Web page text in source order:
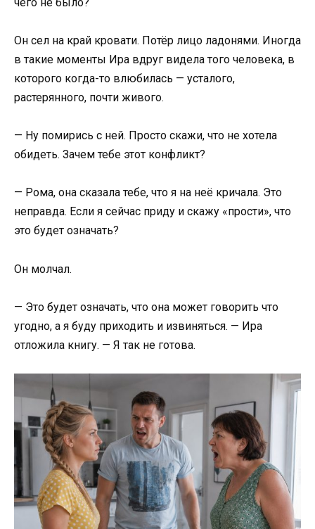
Он сел на край кровати. Потёр лицо ладонями. Иногда
в такие моменты Ира вдруг видела того человека, в
которого когда-то влюбилась — усталого,
растерянного, почти живого.
— Ну помирись с ней. Просто скажи, что не хотела
обидеть. Зачем тебе этот конфликт?
— Рома, она сказала тебе, что я на неё кричала. Это
неправда. Если я сейчас приду и скажу «прости», что
это будет означать?
Он молчал.
— Это будет означать, что она может говорить что
угодно, а я буду приходить и извиняться. — Ира
отложила книгу. — Я так не готова.